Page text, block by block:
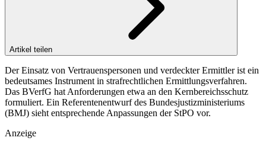
Artikel teilen
Der Einsatz von Vertrauenspersonen und verdeckter Ermittler ist ein
bedeutsames Instrument in strafrechtlichen Ermittlungsverfahren.
Das BVerfG hat Anforderungen etwa an den Kernbereichsschutz
formuliert. Ein Referentenentwurf des Bundesjustizministeriums
(BMJ) sieht entsprechende Anpassungen der StPO vor.
Anzeige